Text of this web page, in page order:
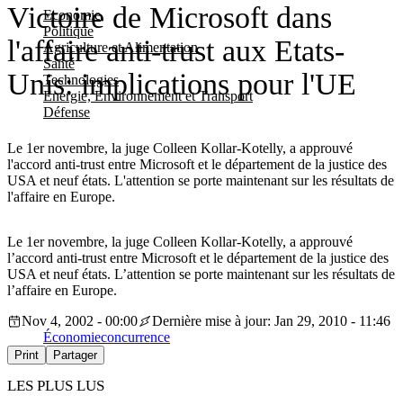
Economie
Politique
Agriculture et Alimentation
Santé
Technologies
Energie, Environnement et Transport
Défense
Victoire de Microsoft dans
l'affaire anti-trust aux Etats-
Unis: implications pour l'UE
Le 1er novembre, la juge Colleen Kollar-Kotelly, a approuvé
l'accord anti-trust entre Microsoft et le département de la justice des
USA et neuf états. L'attention se porte maintenant sur les résultats de
l'affaire en Europe.
Le 1er novembre, la juge Colleen Kollar-Kotelly, a approuvé
l’accord anti-trust entre Microsoft et le département de la justice des
USA et neuf états. L’attention se porte maintenant sur les résultats de
l’affaire en Europe.
Nov 4, 2002 - 00:00
Dernière mise à jour: Jan 29, 2010 - 11:46
Économieconcurrence
Print Partager
LES PLUS LUS